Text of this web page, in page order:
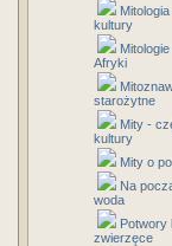
kultury
Afryki
starożytne
Mity -
kultury
Mity o
Na
woda
Potwory
zwierzęce